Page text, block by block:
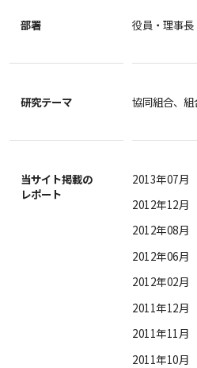
部署 役員・理事
研究テーマ 協同組合、
当サイト掲載の
レポート
2013年07月
2012年12月
2012年08月
2012年06月
2012年02月
2011年12月
2011年11月
2011年10月